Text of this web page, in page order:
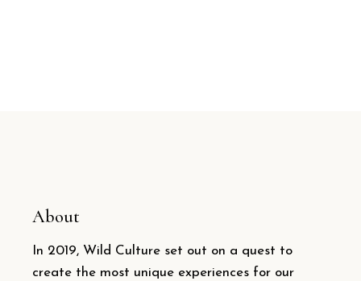
About
In 2019, Wild Culture set out on a quest to
create the most unique experiences for our